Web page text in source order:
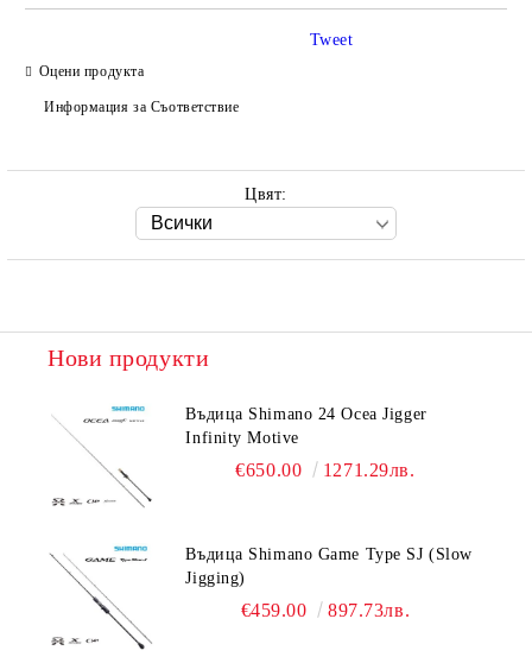
Ние ще се свържем с вас в рамките на работния ден.
Оцени продукта
Информация за Съответствие
Tweet
Цвят:
Нови продукти
Въдица Shimano 24 Ocea Jigger
Infinity Motive
€650.00 1271.29лв.
Въдица Shimano Game Type SJ (Slow
Jigging)
€459.00 897.73лв.